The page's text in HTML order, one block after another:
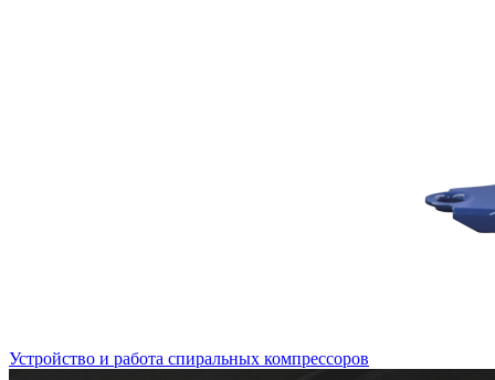
Устройство и работа спиральных компрессоров